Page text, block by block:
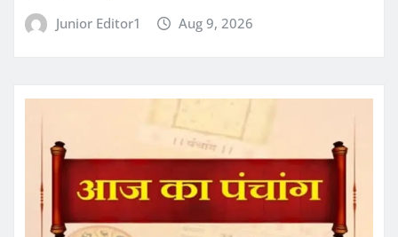
Junior Editor1 Aug 9, 2026